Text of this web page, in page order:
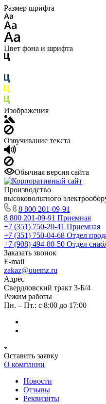
Размер шрифта
Цвет фона и шрифта
Изображения
Озвучивание текста
Обычная версия сайта
Производство
высоковольтного
8 800 201-09-91
8 800 201-09-91 Приемная
+7 (351) 750-20-41 Приемная
+7 (351) 750-04-68 Отдел
+7 (908) 494-80-50 Отдел
Заказать звонок
E-mail
zakaz@uuemz.ru
Адрес
Свердловский тракт 3-Б/4
Режим работы
Пн. – Пт.: с 8:00 до 17:00
Оставить заявку
О компании
Новости
Отзывы
Реквизиты